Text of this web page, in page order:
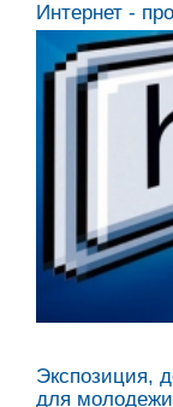
Интернет -
Экспозиция,
для молодежи